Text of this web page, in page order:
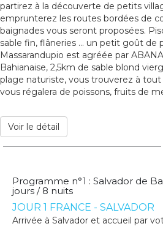
partirez à la découverte de petits
emprunterez les routes bordées de
baignades vous seront proposées.
sable fin, flâneries ... un petit goût de
Massarandupio est agréée par
Bahianaise, 2,5km de sable blond
plage naturiste, vous trouverez à
vous régalera de poissons, fruits de
Voir le détail
Programme n°1 : Salvador de
jours / 8 nuits
JOUR 1 FRANCE - SALVADOR
Arrivée à Salvador et accueil par